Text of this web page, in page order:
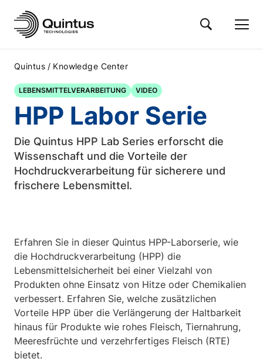
Quintus / Knowledge Center
LEBENSMITTELVERARBEITUNG VIDEO
HPP Labor Serie
Die Quintus HPP Lab Series erforscht die
Wissenschaft und die Vorteile der
Hochdruckverarbeitung für sicherere und
frischere Lebensmittel.
Erfahren Sie in dieser Quintus HPP-Laborserie, wie
die Hochdruckverarbeitung (HPP) die
Lebensmittelsicherheit bei einer Vielzahl von
Produkten ohne Einsatz von Hitze oder Chemikalien
verbessert. Erfahren Sie, welche zusätzlichen
Vorteile HPP über die Verlängerung der Haltbarkeit
hinaus für Produkte wie rohes Fleisch, Tiernahrung,
Meeresfrüchte und verzehrfertiges Fleisch (RTE)
bietet.